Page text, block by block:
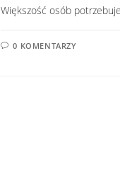
Większość osób
0 KOMENTARZY